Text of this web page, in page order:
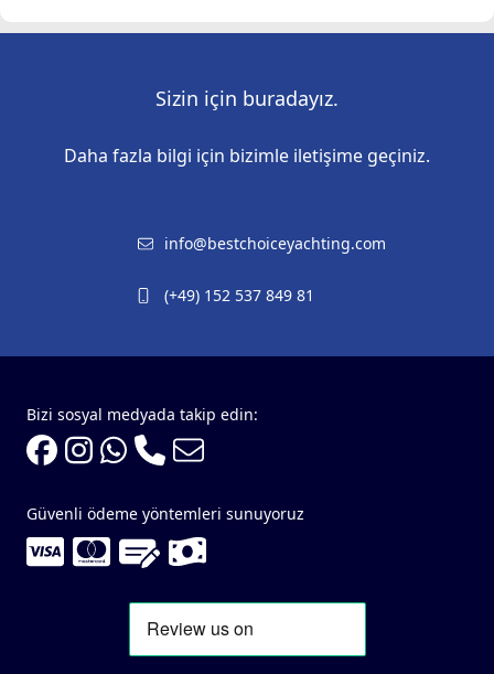
Sizin için buradayız.
Daha fazla bilgi için bizimle iletişime geçiniz.
info@bestchoiceyachting.com
(+49) 152 537 849 81
Bizi sosyal medyada takip edin:
Güvenli ödeme yöntemleri sunuyoruz